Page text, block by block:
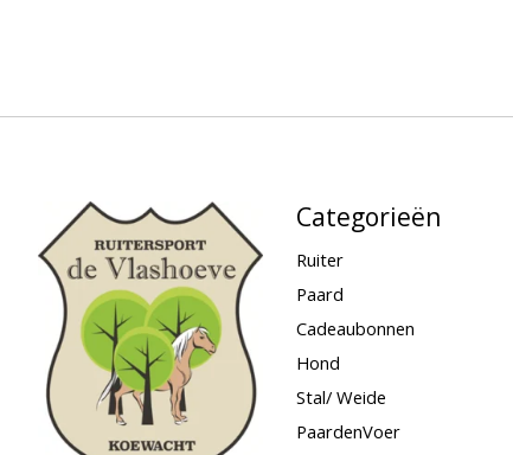
Categorieën
Ruiter
Paard
Cadeaubonnen
Hond
Stal/ Weide
PaardenVoer